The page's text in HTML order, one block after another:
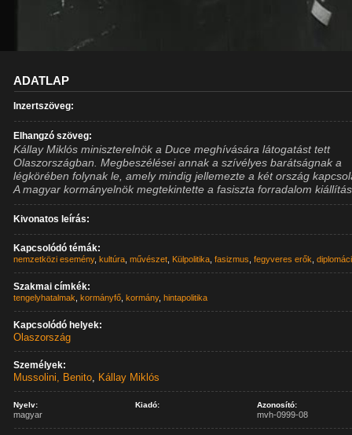
ADATLAP
Inzertszöveg:
Elhangzó szöveg:
Kállay Miklós miniszterelnök a Duce meghívására látogatást tett
Olaszországban. Megbeszélései annak a szívélyes barátságnak a
légkörében folynak le, amely mindig jellemezte a két ország
A magyar kormányelnök megtekintette a fasiszta forradalom
Kivonatos leírás:
Kapcsolódó témák:
nemzetközi esemény,kultúra ,művészet Külpolitika ,fasizmus ,fegyveres erők ,
Szakmai címkék:
tengelyhatalmak ,kormányfő ,kormány,hintapolitika
Kapcsolódó helyek:
Olaszország
Személyek:
Mussolini, Benito, Kállay Miklós
Nyelv:
magyar
Kiadó: Azonosító:
mvh-0999-08